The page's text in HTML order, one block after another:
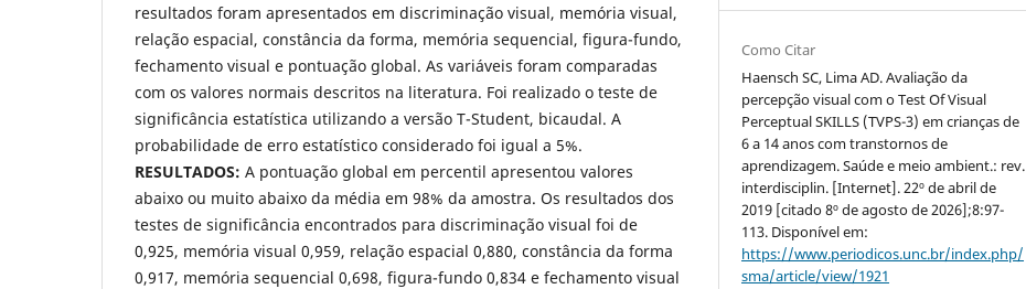
resultados foram apresentados em discriminação visual, memória visual,
relação espacial, constância da forma, memória sequencial, figura-fundo,
fechamento visual e pontuação global. As variáveis foram comparadas
com os valores normais descritos na literatura. Foi realizado o teste de
significância estatística utilizando a versão T-Student, bicaudal. A
probabilidade de erro estatístico considerado foi igual a 5%.
RESULTADOS: A pontuação global em percentil apresentou valores
abaixo ou muito abaixo da média em 98% da amostra. Os resultados dos
testes de significância encontrados para discriminação visual foi de
0,925, memória visual 0,959, relação espacial 0,880, constância da forma
0,917, memória sequencial 0,698, figura-fundo 0,834 e fechamento visual
Como Citar
Haensch SC, Lima AD. Avaliação da
percepção visual com o Test Of Visual
Perceptual SKILLS (TVPS-3) em crianças de
6 a 14 anos com transtornos de
aprendizagem. Saúde e meio ambient.: rev.
interdisciplin. [Internet]. 22º de abril de
2019 [citado 8º de agosto de 2026];8:97-
113. Disponível em:
https://www.periodicos.unc.br/index.php/
sma/article/view/1921